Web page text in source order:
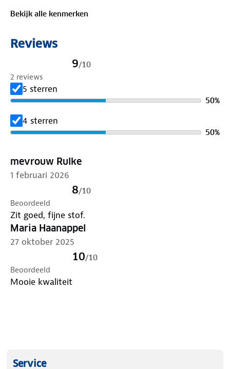
Is je kleding aan vervanging toe? Lever het in bij
Bekijk alle kenmerken
Reviews
9/10
2 reviews
5 sterren
50%
4 sterren
50%
mevrouw Rulke
1 februari 2026
8/10
Beoordeeld
Zit goed, fijne stof.
Maria Haanappel
27 oktober 2025
10/10
Beoordeeld
Mooie kwaliteit
Service